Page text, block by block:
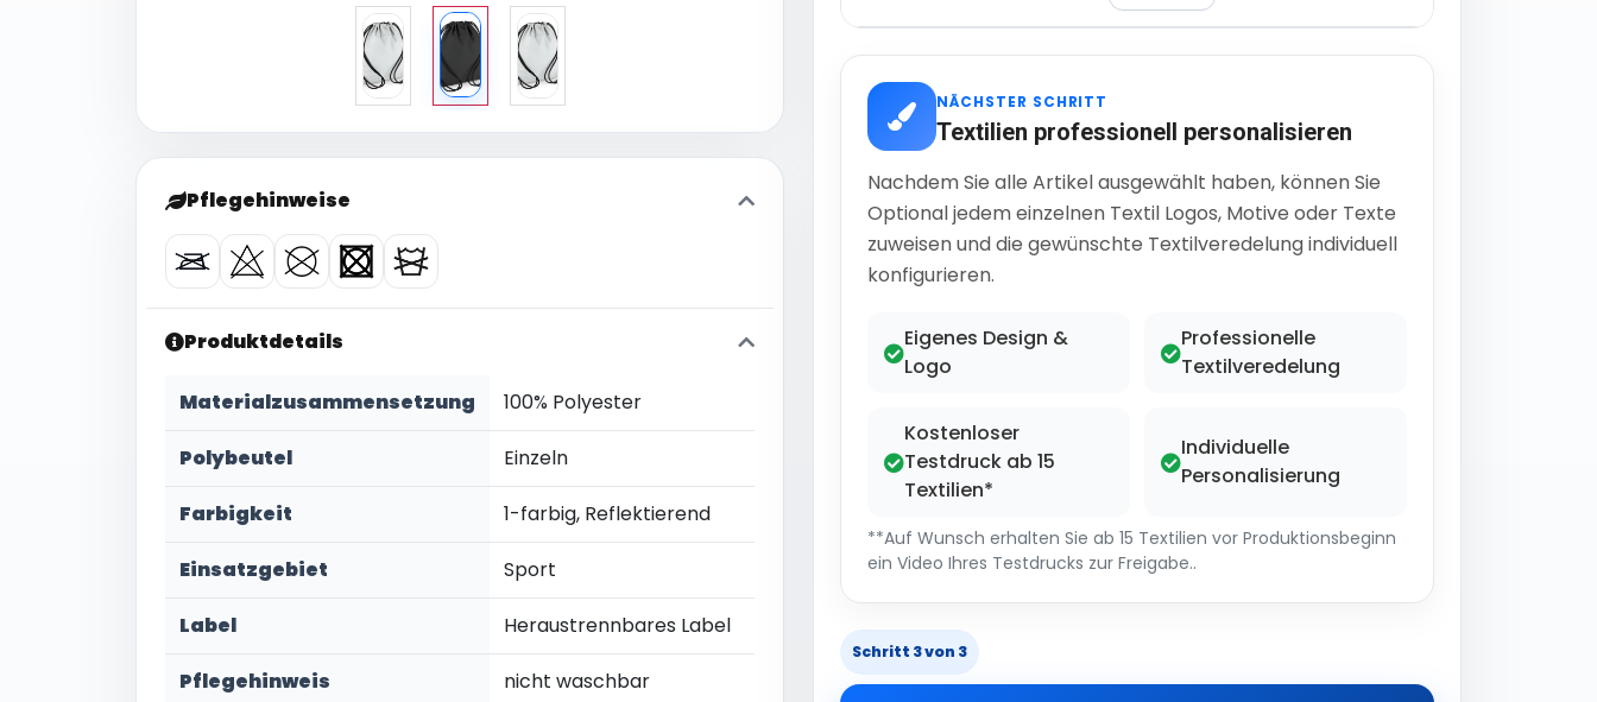
Pflegehinweise
Produktdetails
Materialzusammensetzung 100% Polyester
Polybeutel Einzeln
Farbigkeit 1-farbig, Reflektierend
Einsatzgebiet Sport
Label Heraustrennbares Label
Pflegehinweis nicht waschbar
NÄCHSTER SCHRITT
Textilien professionell personalisieren
Nachdem Sie alle Artikel ausgewählt haben, können Sie
Optional jedem einzelnen Textil Logos, Motive oder Texte
zuweisen und die gewünschte Textilveredelung individuell
konfigurieren.
Eigenes Design &
Logo
Professionelle
Textilveredelung
Kostenloser
Testdruck ab 15
Textilien*
Individuelle
Personalisierung
**Auf Wunsch erhalten Sie ab 15 Textilien vor Produktionsbeginn
ein Video Ihres Testdrucks zur Freigabe..
Schritt 3 von 3